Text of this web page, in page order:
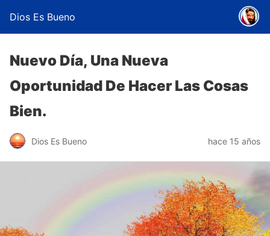
Dios Es Bueno
Nuevo Día, Una Nueva
Oportunidad De Hacer Las Cosas
Bien.
Dios Es Bueno hace 15 años